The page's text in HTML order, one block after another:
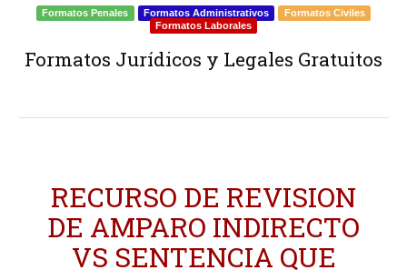
Formatos Penales Formatos Administrativos
Formatos Civiles
Formatos Laborales
Formatos Jurídicos y Legales Gratuitos
RECURSO DE REVISION
DE AMPARO INDIRECTO
VS SENTENCIA QUE